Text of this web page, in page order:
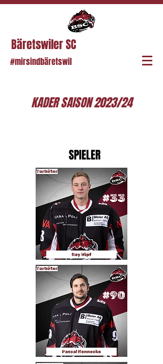
Bäretswiler SC
#mirsindbäretswil
KADER SAISON 2023/24
SPIELER